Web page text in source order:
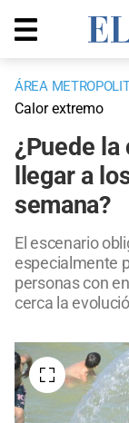
ÁREA
Calor extremo
¿Puede la
llegar a
semana?
El escenario
especialmente
personas con
cerca la